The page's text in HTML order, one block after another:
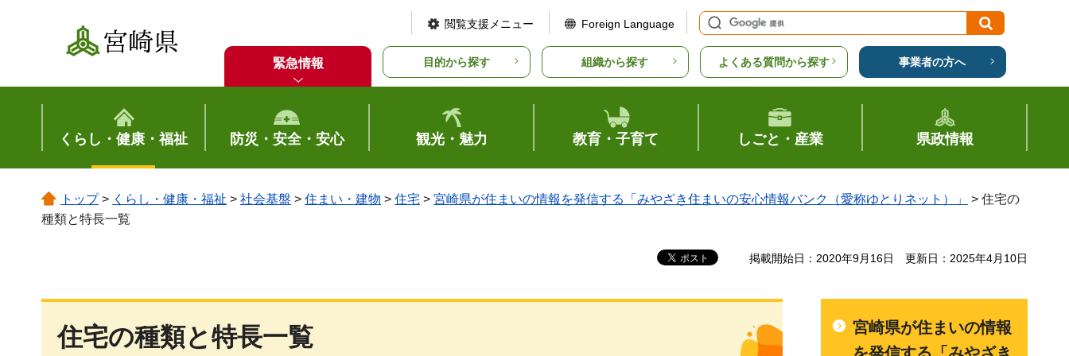
宮崎県
閲覧支援メニュー Foreign Language
緊急情報 目的から探す 組織から探す よくある質問から探す 事業者の方へ
くらし・健康・福祉 防災・安全・安心 観光・魅力 教育・子育て しごと・産業 県政情報
トップ> くらし・健康・福祉 > 社会基盤 > 住まい・建物 > 住宅 > 宮崎県が住まいの情報を発信する「みやざき住まいの安心情報バンク（愛称ゆとりネット）」
> 住宅の
種類と特長一覧
掲載開始日：2020年9月16日 更新日：2025年4月10日
住宅の種類と特長一覧
宮崎県が住まいの情報